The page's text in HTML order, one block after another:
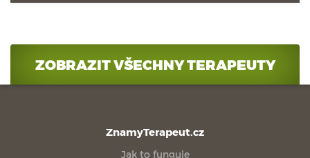
ZOBRAZIT VŠECHNY TERAPEUTY
ZnamyTerapeut.cz
Jak to funguje